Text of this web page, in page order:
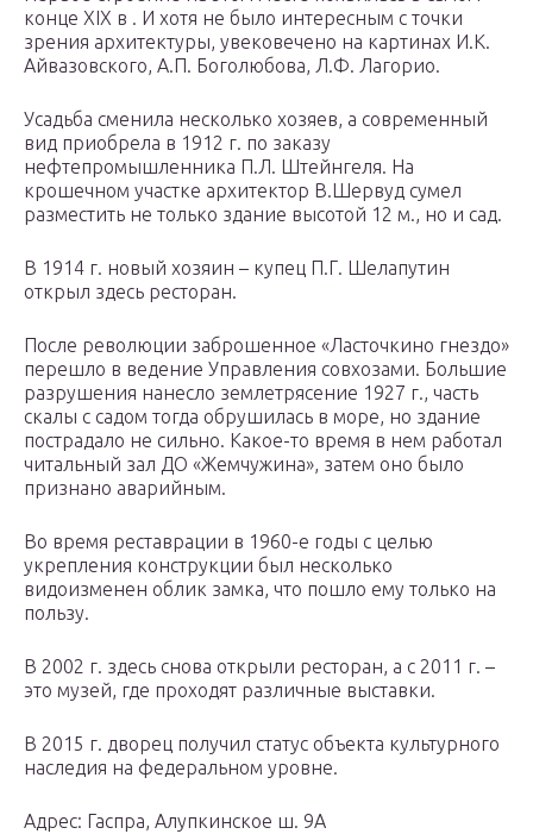
конце XIX в . И хотя не было интересным с точки
зрения архитектуры, увековечено на картинах И.К.
Айвазовского, А.П. Боголюбова, Л.Ф. Лагорио.
Усадьба сменила несколько хозяев, а современный
вид приобрела в 1912 г. по заказу
нефтепромышленника П.Л. Штейнгеля. На
крошечном участке архитектор В.Шервуд сумел
разместить не только здание высотой 12 м., но и сад.
В 1914 г. новый хозяин – купец П.Г. Шелапутин
открыл здесь ресторан.
После революции заброшенное «Ласточкино гнездо»
перешло в ведение Управления совхозами. Большие
разрушения нанесло землетрясение 1927 г., часть
скалы с садом тогда обрушилась в море, но здание
пострадало не сильно. Какое-то время в нем работал
читальный зал ДО «Жемчужина», затем оно было
признано аварийным.
Во время реставрации в 1960-е годы с целью
укрепления конструкции был несколько
видоизменен облик замка, что пошло ему только на
пользу.
В 2002 г. здесь снова открыли ресторан, а с 2011 г. –
это музей, где проходят различные выставки.
В 2015 г. дворец получил статус объекта культурного
наследия на федеральном уровне.
Адрес: Гаспра, Алупкинское ш. 9А